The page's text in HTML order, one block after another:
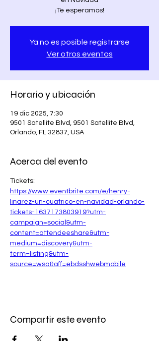
¡Te esperamos!
Ya no es posible registrarse
Ver otros eventos
Horario y ubicación
19 dic 2025, 7:30
9501 Satellite Blvd, 9501 Satellite Blvd,
Orlando, FL 32837, USA
Acerca del evento
Tickets:
https://www.eventbrite.com/e/henry-
linarez-un-cuatrico-en-navidad-orlando-
tickets-1637173803919?utm-
campaign=social&utm-
content=attendeeshare&utm-
medium=discovery&utm-
term=listing&utm-
source=wsa&aff=ebdsshwebmobile
Compartir este evento